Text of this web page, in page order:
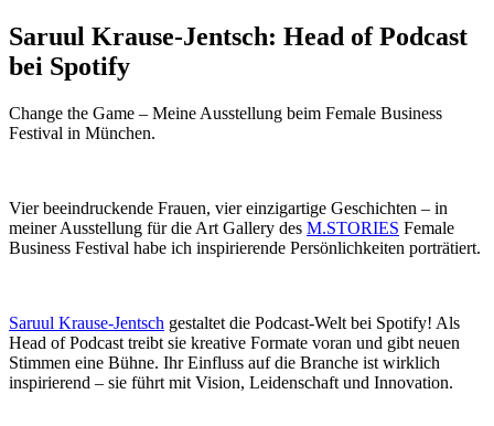
Saruul Krause-Jentsch: Head of Podcast
bei Spotify
Change the Game – Meine Ausstellung beim Female Business
Festival in München.
Vier beeindruckende Frauen, vier einzigartige Geschichten – in
meiner Ausstellung für die Art Gallery des M.STORIES Female
Business Festival habe ich inspirierende Persönlichkeiten porträtiert.
Saruul Krause-Jentsch gestaltet die Podcast-Welt bei Spotify! Als
Head of Podcast treibt sie kreative Formate voran und gibt neuen
Stimmen eine Bühne. Ihr Einfluss auf die Branche ist wirklich
inspirierend – sie führt mit Vision, Leidenschaft und Innovation.